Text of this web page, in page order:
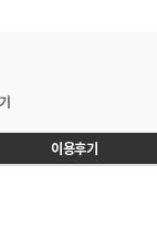
이용후기